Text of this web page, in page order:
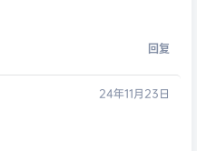
回复
24年11月23日